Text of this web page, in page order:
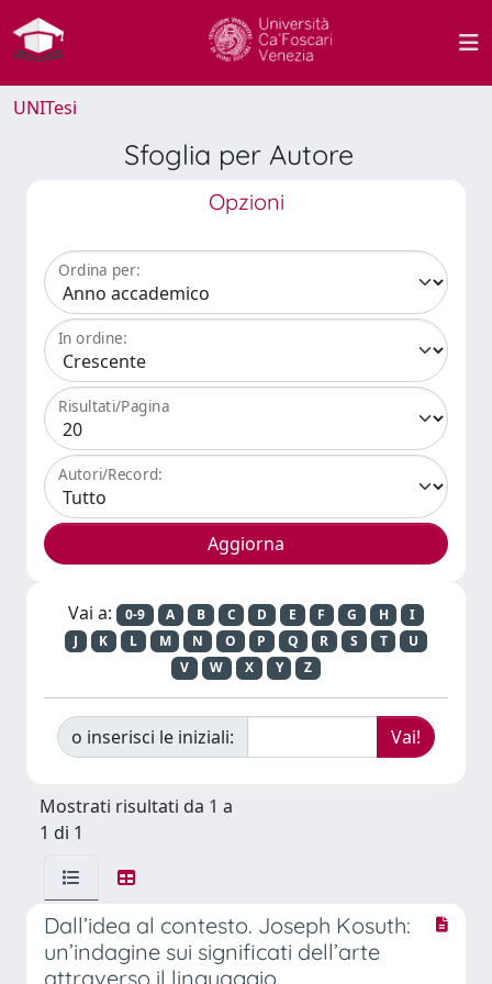
UNITesi
Sfoglia per Autore
Opzioni
Ordina per:
In ordine:
Risultati/Pagina
Autori/Record:
Vai a: 0-9 A B C D E F G H
I
J
K L M N O P Q R S T
U
V
W X Y Z
o inserisci le iniziali:
Mostrati risultati da 1 a
1 di 1
Dall’idea al contesto. Joseph Kosuth:
un’indagine sui significati dell’arte
attraverso il linguaggio.